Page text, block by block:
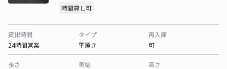
時間貸し可
貸出時間
24時間営業
タイプ
平置き
再入庫
可
長さ
車幅
高さ